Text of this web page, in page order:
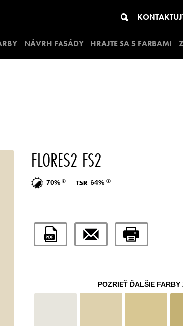
NÁVRH FASÁDY HRAJTE SA S FARBAMI
FLORES2 FS2
70% 64%
POZRIEŤ ĎALŠIE